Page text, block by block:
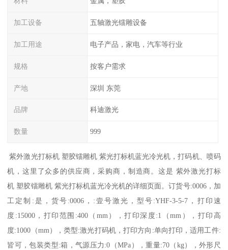
加工设备 五轴激光镭雕设备
加工用途 电子产品，家电，汽车等行业
规格 按客户需求
产地 深圳 东莞
品牌 科迪激光
数量 999
紫外激光打标机 塑胶镭雕机 紫光打标机蓝光冷光机，打码机、喷码
机，这里了众多的供应商，采购商，制造商。这是 紫外激光打标
机 塑胶镭雕机 紫光打标机蓝光冷光机的详细页面。订货号:0006，加
工定制:是，货号:0006，:壹号激光，型号:YHF-3-5-7，打印速
度:15000，打印范围:400（mm），打印深度:1（mm），打印高
度:1000（mm），类型:激光打码机，打印方向:单向打印，适用工件:
皆可，包装类型:箱，气源压力:0（MPa），重量:70（kg），外形尺